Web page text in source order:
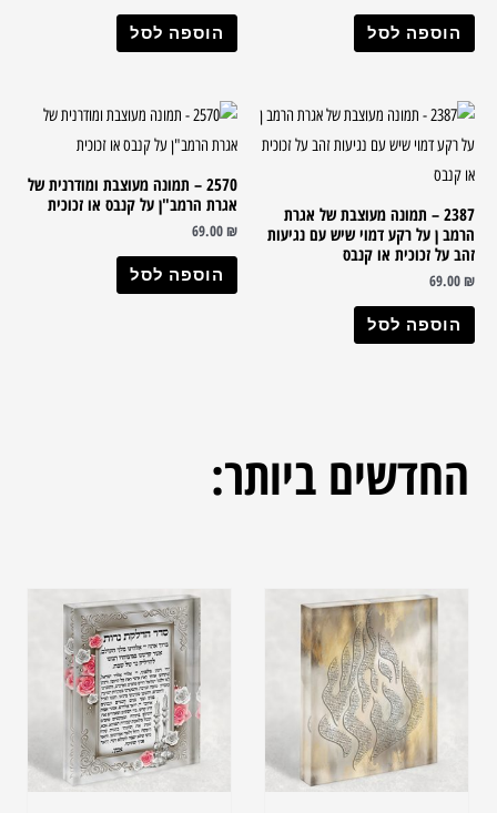
הוספה לסל הוספה לסל
2387 – תמונה מעוצבת של אגרת
הרמב ן על רקע דמוי שיש עם נגיעות
זהב על זכוכית או קנבס
69.00₪
הוספה לסל
2570 – תמונה מעוצבת ומודרנית של
אגרת הרמב"ן על קנבס או זכוכית
69.00₪
הוספה לסל
החדשים ביותר: